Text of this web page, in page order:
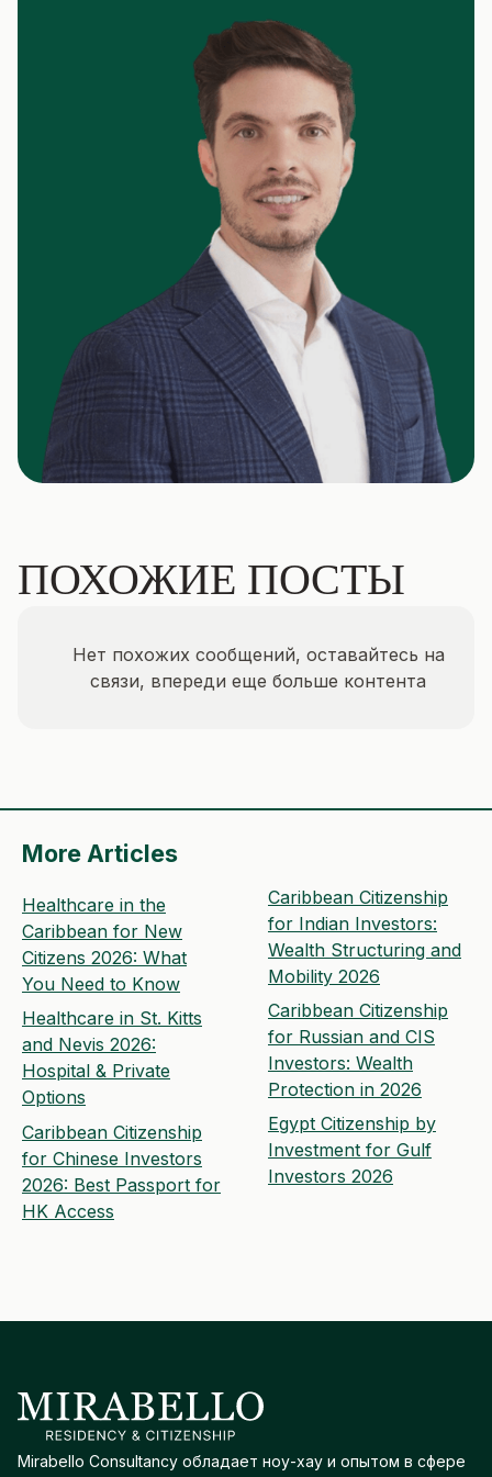
ПОХОЖИЕ ПОСТЫ
Нет похожих сообщений, оставайтесь на
связи, впереди еще больше контента
More Articles
Healthcare in the
Caribbean for New
Citizens 2026: What
You Need to Know
Healthcare in St. Kitts
and Nevis 2026:
Hospital & Private
Options
Caribbean Citizenship
for Chinese Investors
2026: Best Passport for
HK Access
Caribbean Citizenship
for Indian Investors:
Wealth Structuring and
Mobility 2026
Caribbean Citizenship
for Russian and CIS
Investors: Wealth
Protection in 2026
Egypt Citizenship by
Investment for Gulf
Investors 2026
Mirabello Consultancy обладает ноу-хау и опытом в сфере